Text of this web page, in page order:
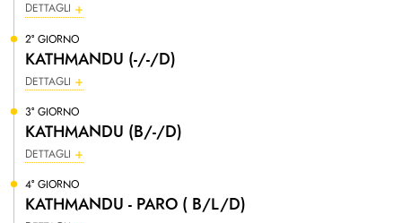
DETTAGLI
2° GIORNO
KATHMANDU (-/-/D)
DETTAGLI
3° GIORNO
KATHMANDU (B/-/D)
DETTAGLI
4° GIORNO
KATHMANDU - PARO ( B/L/D)